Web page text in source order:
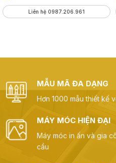
Liên hệ 0987.206.961
MẪU MÃ ĐA DẠNG
Hơn 1000 mẫu thiết kế
MÁY MÓC HIỆN ĐẠI
Máy móc in ấn và gia
cầu